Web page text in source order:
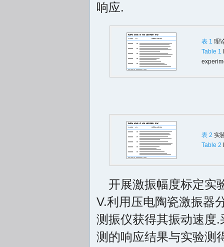
响应.
表 1 理
Table 1
表 2 实
Table 2
开展激振幅度标定实
V.利用压电陶瓷激振器
测振仪获得其振动速度
测的响应结果与实验测